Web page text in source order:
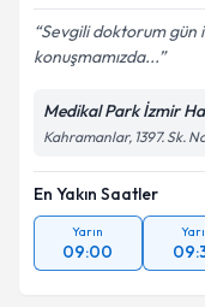
Sevgili doktorum gün
konuşmamızda...
Medikal Park İzmir
Kahramanlar, 1397. Sk.
En Yakın Saatler
Yarın
09:00